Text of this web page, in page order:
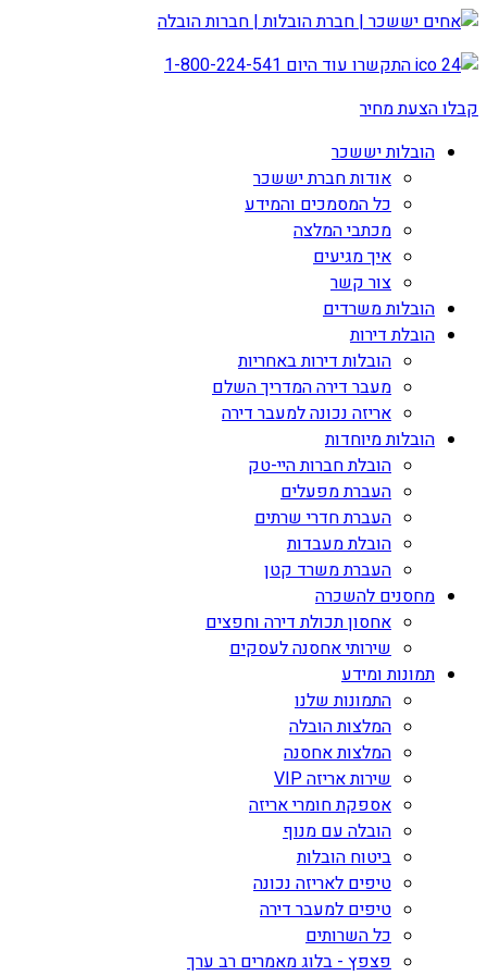
התקשרו עוד היום1-800-224-541
קבלו הצעת מחיר
הובלות יששכר
אודות חברת יששכר
כל המסמכים והמידע
מכתבי המלצה
איך מגיעים
צור קשר
הובלות משרדים
הובלת דירות
הובלות דירות באחריות
מעבר דירה המדריך השלם
אריזה נכונה למעבר דירה
הובלות מיוחדות
הובלת חברות היי-טק
העברת מפעלים
העברת חדרי שרתים
הובלת מעבדות
העברת משרד קטן
מחסנים להשכרה
אחסון תכולת דירה וחפצים
שירותי אחסנה לעסקים
תמונות ומידע
התמונות שלנו
המלצות הובלה
המלצות אחסנה
שירות אריזה VIP
אספקת חומרי אריזה
הובלה עם מנוף
ביטוח הובלות
טיפים לאריזה נכונה
טיפים למעבר דירה
כל השרותים
פצפץ - בלוג מאמרים רב ערך